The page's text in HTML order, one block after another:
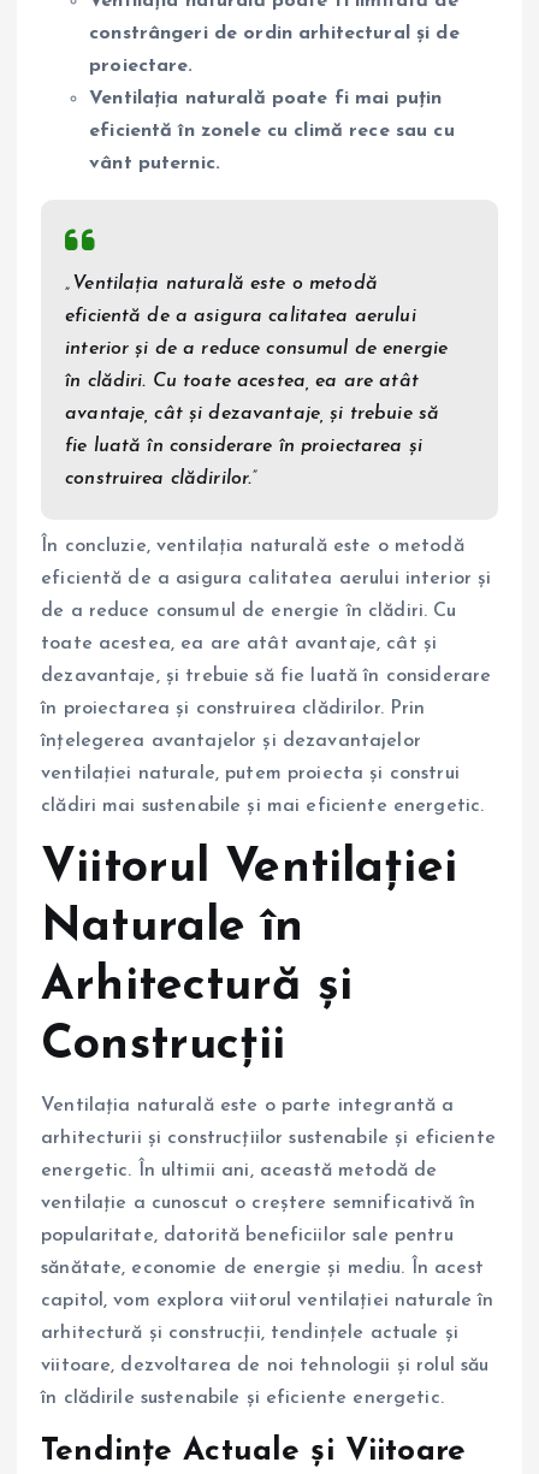
constrângeri de ordin arhitectural și de
proiectare.
Ventilația naturală poate fi mai puțin
eficientă în zonele cu climă rece sau cu
vânt puternic.
„Ventilația naturală este o metodă
eficientă de a asigura calitatea aerului
interior și de a reduce consumul de energie
în clădiri. Cu toate acestea, ea are atât
avantaje, cât și dezavantaje, și trebuie să
fie luată în considerare în proiectarea și
construirea clădirilor.”
În concluzie, ventilația naturală este o metodă
eficientă de a asigura calitatea aerului interior și
de a reduce consumul de energie în clădiri. Cu
toate acestea, ea are atât avantaje, cât și
dezavantaje, și trebuie să fie luată în considerare
în proiectarea și construirea clădirilor. Prin
înțelegerea avantajelor și dezavantajelor
ventilației naturale, putem proiecta și construi
clădiri mai sustenabile și mai eficiente energetic.
Viitorul Ventilației
Naturale în
Arhitectură și
Construcții
Ventilația naturală este o parte integrantă a
arhitecturii și construcțiilor sustenabile și eficiente
energetic. În ultimii ani, această metodă de
ventilație a cunoscut o creștere semnificativă în
popularitate, datorită beneficiilor sale pentru
sănătate, economie de energie și mediu. În acest
capitol, vom explora viitorul ventilației naturale în
arhitectură și construcții, tendințele actuale și
viitoare, dezvoltarea de noi tehnologii și rolul său
în clădirile sustenabile și eficiente energetic.
Tendințe Actuale și Viitoare